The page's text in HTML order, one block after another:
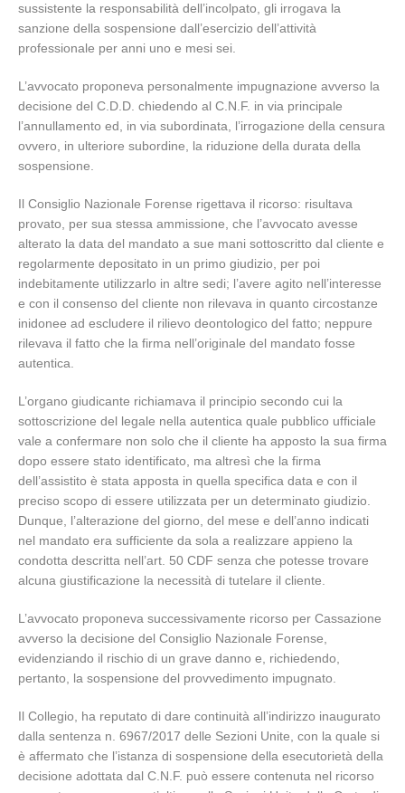
sussistente la responsabilità dell’incolpato, gli irrogava la
sanzione della sospensione dall’esercizio dell’attività
professionale per anni uno e mesi sei.
L’avvocato proponeva personalmente impugnazione avverso la
decisione del C.D.D. chiedendo al C.N.F. in via principale
l’annullamento ed, in via subordinata, l’irrogazione della censura
ovvero, in ulteriore subordine, la riduzione della durata della
sospensione.
Il Consiglio Nazionale Forense rigettava il ricorso: risultava
provato, per sua stessa ammissione, che l’avvocato avesse
alterato la data del mandato a sue mani sottoscritto dal cliente e
regolarmente depositato in un primo giudizio, per poi
indebitamente utilizzarlo in altre sedi; l’avere agito nell’interesse
e con il consenso del cliente non rilevava in quanto circostanze
inidonee ad escludere il rilievo deontologico del fatto; neppure
rilevava il fatto che la firma nell’originale del mandato fosse
autentica.
L’organo giudicante richiamava il principio secondo cui la
sottoscrizione del legale nella autentica quale pubblico ufficiale
vale a confermare non solo che il cliente ha apposto la sua firma
dopo essere stato identificato, ma altresì che la firma
dell’assistito è stata apposta in quella specifica data e con il
preciso scopo di essere utilizzata per un determinato giudizio.
Dunque, l’alterazione del giorno, del mese e dell’anno indicati
nel mandato era sufficiente da sola a realizzare appieno la
condotta descritta nell’art. 50 CDF senza che potesse trovare
alcuna giustificazione la necessità di tutelare il cliente.
L’avvocato proponeva successivamente ricorso per Cassazione
avverso la decisione del Consiglio Nazionale Forense,
evidenziando il rischio di un grave danno e, richiedendo,
pertanto, la sospensione del provvedimento impugnato.
Il Collegio, ha reputato di dare continuità all’indirizzo inaugurato
dalla sentenza n. 6967/2017 delle Sezioni Unite, con la quale si
è affermato che l’istanza di sospensione della esecutorietà della
decisione adottata dal C.N.F. può essere contenuta nel ricorso